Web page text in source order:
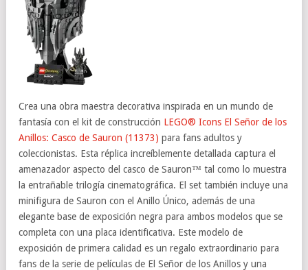
Crea una obra maestra decorativa inspirada en un mundo de
fantasía con el kit de construcción LEGO® Icons El Señor de los
Anillos: Casco de Sauron (11373) para fans adultos y
coleccionistas. Esta réplica increíblemente detallada captura el
amenazador aspecto del casco de Sauron™ tal como lo muestra
la entrañable trilogía cinematográfica. El set también incluye una
minifigura de Sauron con el Anillo Único, además de una
elegante base de exposición negra para ambos modelos que se
completa con una placa identificativa. Este modelo de
exposición de primera calidad es un regalo extraordinario para
fans de la serie de películas de El Señor de los Anillos y una